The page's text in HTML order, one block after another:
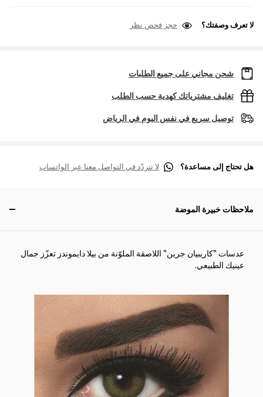
لا تعرف وصفتك؟ حجز فحص نظر
شحن مجاني على جميع الطلبات
تغليف مشترياتك كهدية حسب الطلب
توصيل سريع في نفس اليوم في الرياض
هل تحتاج إلى مساعدة؟ لا تتردّد في التواصل معنا عبر الواتساب
ملاحظات خبيرة الموضة
عدسات "كاريبيان جرين" اللاصقة الملوّنة من بيلا دايموندز تعزّز جمال
عينيك الطبيعي.